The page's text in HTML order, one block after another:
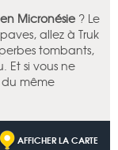
Micronésie ? Le
allez à Truk
tombants,
Et si vous ne
du même
AFFICHER LA CARTE